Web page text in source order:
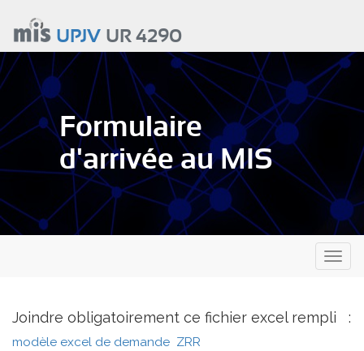
contenu
principal
UPJVUR 4290
Formulaire
d'arrivée au MIS
Joindre obligatoirement ce fichier excel rempli :
modèle excel de demande ZRR